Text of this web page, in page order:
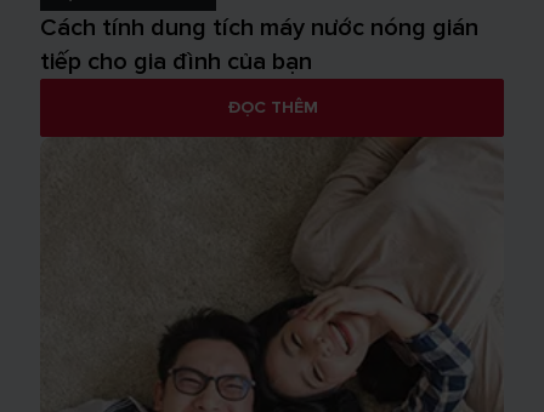
Cách tính dung tích máy nước nóng gián
tiếp cho gia đình của bạn
ĐỌC THÊM